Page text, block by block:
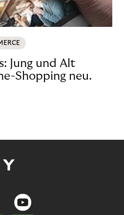
Jung und Alt
Shopping neu.